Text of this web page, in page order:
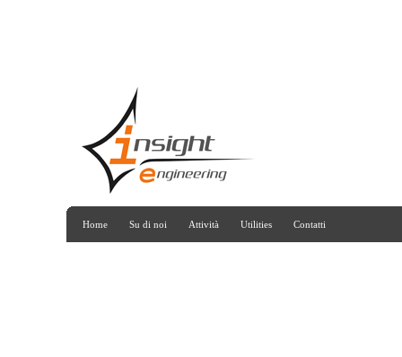
Home Su di noi Attività Utilities Contatti